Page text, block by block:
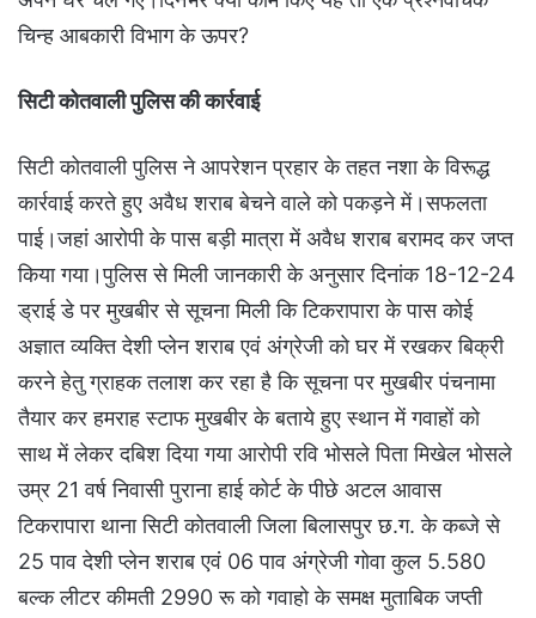
चिन्ह आबकारी विभाग के ऊपर?
सिटी कोतवाली पुलिस की कार्रवाई
सिटी कोतवाली पुलिस ने आपरेशन प्रहार के तहत नशा के विरूद्ध
कार्रवाई करते हुए अवैध शराब बेचने वाले को पकड़ने में।सफलता
पाई।जहां आरोपी के पास बड़ी मात्रा में अवैध शराब बरामद कर जप्त
किया गया।पुलिस से मिली जानकारी के अनुसार दिनांक 18-12-24
ड्राई डे पर मुखबीर से सूचना मिली कि टिकरापारा के पास कोई
अज्ञात व्यक्ति देशी प्लेन शराब एवं अंग्रेजी को घर में रखकर बिक्री
करने हेतु ग्राहक तलाश कर रहा है कि सूचना पर मुखबीर पंचनामा
तैयार कर हमराह स्टाफ मुखबीर के बताये हुए स्थान में गवाहों को
साथ में लेकर दबिश दिया गया आरोपी रवि भोसले पिता मिखेल भोसले
उम्र 21 वर्ष निवासी पुराना हाई कोर्ट के पीछे अटल आवास
टिकरापारा थाना सिटी कोतवाली जिला बिलासपुर छ.ग. के कब्जे से
25 पाव देशी प्लेन शराब एवं 06 पाव अंग्रेजी गोवा कुल 5.580
बल्क लीटर कीमती 2990 रू को गवाहो के समक्ष मुताबिक जप्ती